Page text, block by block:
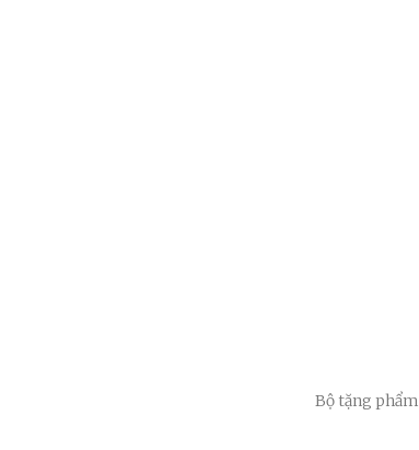
Bộ tặng phẩm